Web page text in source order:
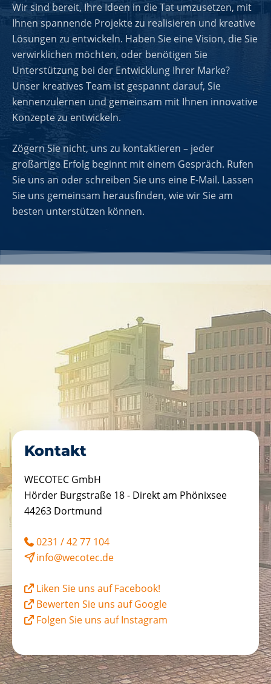
Wir sind bereit, Ihre Ideen in die Tat umzusetzen, mit
Ihnen spannende Projekte zu realisieren und kreative
Lösungen zu entwickeln. Haben Sie eine Vision, die Sie
verwirklichen möchten, oder benötigen Sie
Unterstützung bei der Entwicklung Ihrer Marke?
Unser kreatives Team ist gespannt darauf, Sie
kennenzulernen und gemeinsam mit Ihnen innovative
Konzepte zu entwickeln.
Zögern Sie nicht, uns zu kontaktieren – jeder
großartige Erfolg beginnt mit einem Gespräch. Rufen
Sie uns an oder schreiben Sie uns eine E-Mail. Lassen
Sie uns gemeinsam herausfinden, wie wir Sie am
besten unterstützen können.
Kontakt
WECOTEC GmbH
Hörder Burgstraße 18 - Direkt am Phönixsee
44263 Dortmund
0231 / 42 77 104
info@wecotec.de
Liken Sie uns auf Facebook!
Bewerten Sie uns auf Google
Folgen Sie uns auf Instagram